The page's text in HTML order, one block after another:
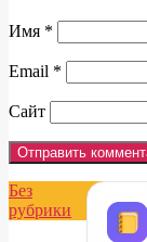
Имя *
Email *
Сайт
Без
рубрики